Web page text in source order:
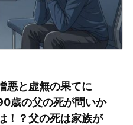
悪と虚無の果てに
歳の父の死が問いか
！？父の死は家族が